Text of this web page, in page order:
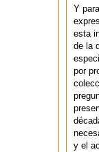
Y
esta
de la
por
y el